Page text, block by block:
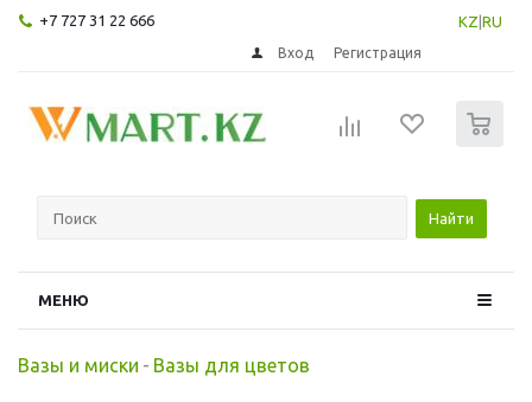
+7 727 31 22 666 KZ RU
Вход Регистрация
Найти
МЕНЮ
Вазы и миски - Вазы для цветов